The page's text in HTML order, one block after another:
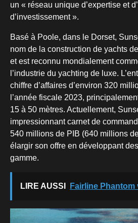
un « réseau unique d’expertise et
d’investissement ».
Basé à Poole, dans le Dorset,
nom de la construction de yachts
et est reconnu mondialement
l’industrie du yachting de luxe.
chiffre d’affaires d’environ 320
l’année fiscale 2023,
15 à 50 mètres. Actuellement,
impressionnant carnet de
540 millions de PIB (640 millions
élargir son offre en développant
gamme.
LIRE AUSSI Fairline